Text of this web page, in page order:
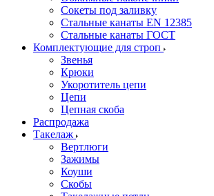
Сокеты под заливку
Стальные канаты EN 12385
Стальные канаты ГОСТ
Комплектующие для строп
Звенья
Крюки
Укоротитель цепи
Цепи
Цепная скоба
Распродажа
Такелаж
Вертлюги
Зажимы
Коуши
Скобы